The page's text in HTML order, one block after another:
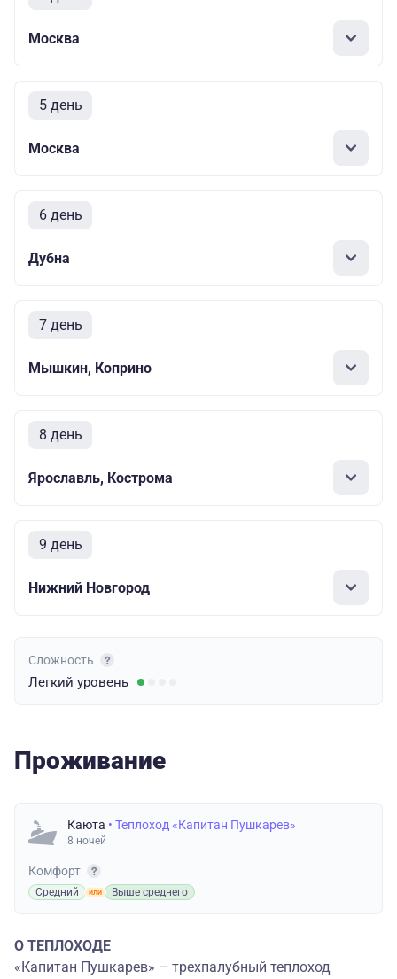
Москва
5 день
Москва
6 день
Дубна
7 день
Мышкин, Коприно
8 день
Ярославль, Кострома
9 день
Нижний Новгород
Сложность
Легкий уровень
Проживание
Каюта • Теплоход «Капитан Пушкарев»
8 ночей
Комфорт
Средний Выше среднего
О ТЕПЛОХОДЕ
«Капитан Пушкарев» – трехпалубный теплоход